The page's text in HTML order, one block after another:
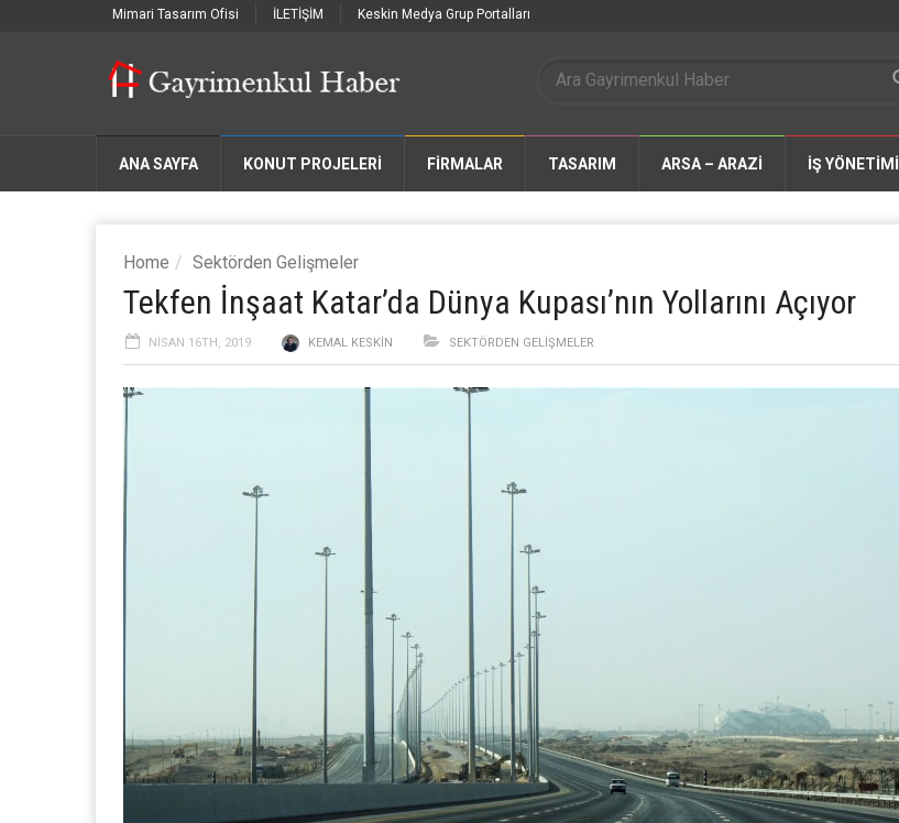
Mimari Tasarım Ofisi İLETİŞİM Keskin Medya Grup Portalları
ANA SAYFA KONUT PROJELERİ FIRMALAR TASARIM ARSA – ARAZİ İŞ YÖNETİMİ
Home Sektörden Gelişmeler
Tekfen İnşaat Katar’da Dünya Kupası’nın Yollarını Açıyor
NISAN 16TH, 2019 KEMAL KESKIN SEKTÖRDEN GELIŞMELER